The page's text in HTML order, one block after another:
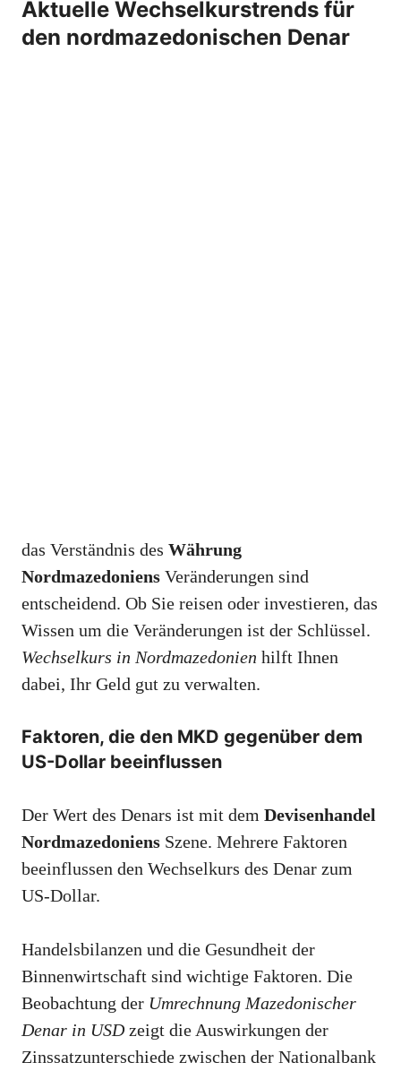
Aktuelle Wechselkurstrends für
den nordmazedonischen Denar
das Verständnis des Währung
Nordmazedoniens Veränderungen sind
entscheidend. Ob Sie reisen oder investieren, das
Wissen um die Veränderungen ist der Schlüssel.
Wechselkurs in Nordmazedonien hilft Ihnen
dabei, Ihr Geld gut zu verwalten.
Faktoren, die den MKD gegenüber dem
US-Dollar beeinflussen
Der Wert des Denars ist mit dem Devisenhandel
Nordmazedoniens Szene. Mehrere Faktoren
beeinflussen den Wechselkurs des Denar zum
US-Dollar.
Handelsbilanzen und die Gesundheit der
Binnenwirtschaft sind wichtige Faktoren. Die
Beobachtung der Umrechnung Mazedonischer
Denar in USDzeigt die Auswirkungen der
Zinssatzunterschiede zwischen der Nationalbank